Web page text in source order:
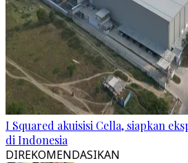
I Squared akuisisi Cella, siapkan
di Indonesia
DIREKOMENDASIKAN